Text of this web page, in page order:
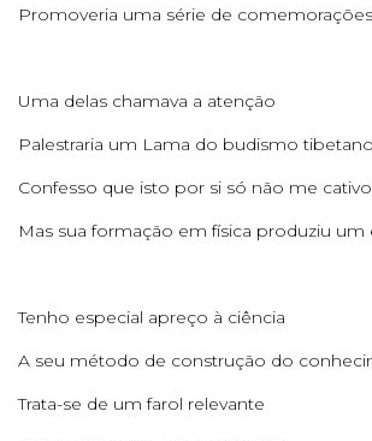
Promoveria uma série de comemorações
Uma delas chamava a atenção
Palestraria um Lama do budismo tibetano
Confesso que isto por si só não me
Mas sua formação em física produziu um
Tenho especial apreço à ciência
A seu método de construção do
Trata-se de um farol relevante